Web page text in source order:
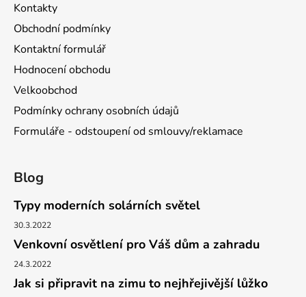
Kontakty
Obchodní podmínky
Kontaktní formulář
Hodnocení obchodu
Velkoobchod
Podmínky ochrany osobních údajů
Formuláře - odstoupení od smlouvy/reklamace
Blog
Typy moderních solárních světel
30.3.2022
Venkovní osvětlení pro Váš dům a zahradu
24.3.2022
Jak si připravit na zimu to nejhřejivější lůžko